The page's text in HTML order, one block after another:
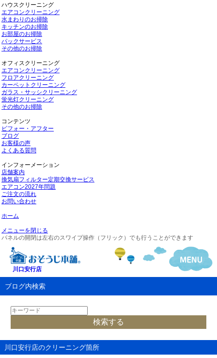
ハウスクリーニング
エアコンクリーニング
水まわりのお掃除
キッチンのお掃除
お部屋のお掃除
パックサービス
その他のお掃除
オフィスクリーニング
エアコンクリーニング
フロアクリーニング
カーペットクリーニング
ガラス・サッシクリーニング
蛍光灯クリーニング
その他のお掃除
コンテンツ
ビフォー・アフター
ブログ
お客様の声
よくある質問
インフォーメーション
店舗案内
換気扇フィルター定期交換サービス
エアコン2027年問題
ご注文の流れ
お問い合わせ
ホーム
メニューを閉じる
パネルの開閉は左右のスワイプ操作（フリック）でも行うことができます
川口安行店
ブログ内検索
川口安行店のクリーニング箇所